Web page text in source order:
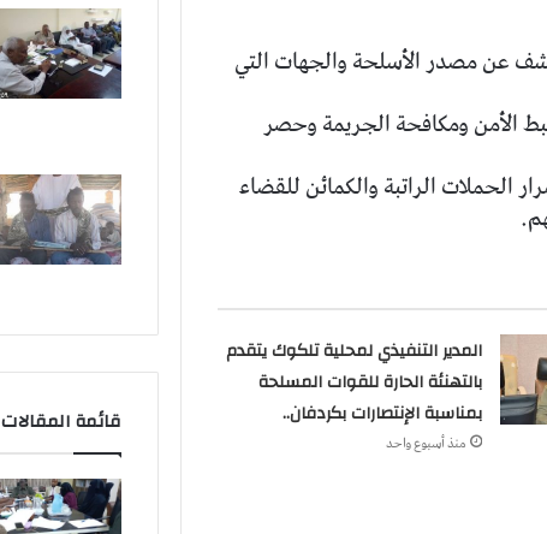
عن مصدر الأسلحة والجهات التي
الأمن ومكافحة الجريمة وحصر
الحملات الراتبة والكمائن للقضاء
المدير التنفيذي لمحلية تلكوك يتقدم
بالتهنئة الحارة للقوات المسلحة
بمناسبة الإنتصارات بكردفان..
منذ أسبوع واحد
قائمة المقالات